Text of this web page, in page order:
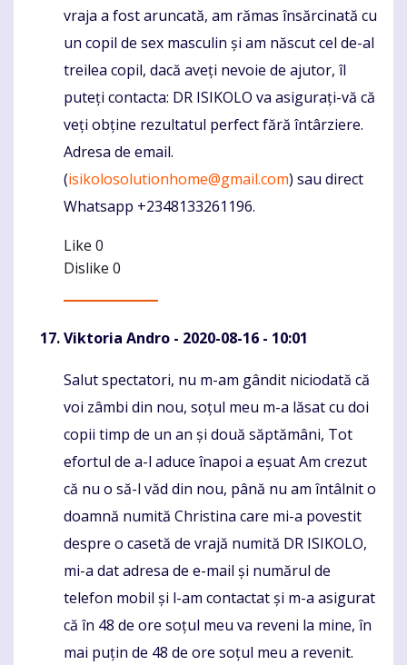
vraja a fost aruncată, am rămas însărcinată cu
un copil de sex masculin și am născut cel de-al
treilea copil, dacă aveți nevoie de ajutor, îl
puteți contacta: DR ISIKOLO va asigurați-vă că
veți obține rezultatul perfect fără întârziere.
Adresa de email.
(isikolosolutionhome@gmail.com) sau direct
Whatsapp +2348133261196.
Like 0
Dislike 0
Viktoria Andro - 2020-08-16 - 10:01
Komentaras
Salut spectatori, nu m-am gândit niciodată că
voi zâmbi din nou, soțul meu m-a lăsat cu doi
copii timp de un an și două săptămâni, Tot
efortul de a-l aduce înapoi a eșuat Am crezut
că nu o să-l văd din nou, până nu am întâlnit o
doamnă numită Christina care mi-a povestit
despre o casetă de vrajă numită DR ISIKOLO,
mi-a dat adresa de e-mail și numărul de
telefon mobil și l-am contactat și m-a asigurat
că în 48 de ore soțul meu va reveni la mine, în
mai puțin de 48 de ore soțul meu a revenit.